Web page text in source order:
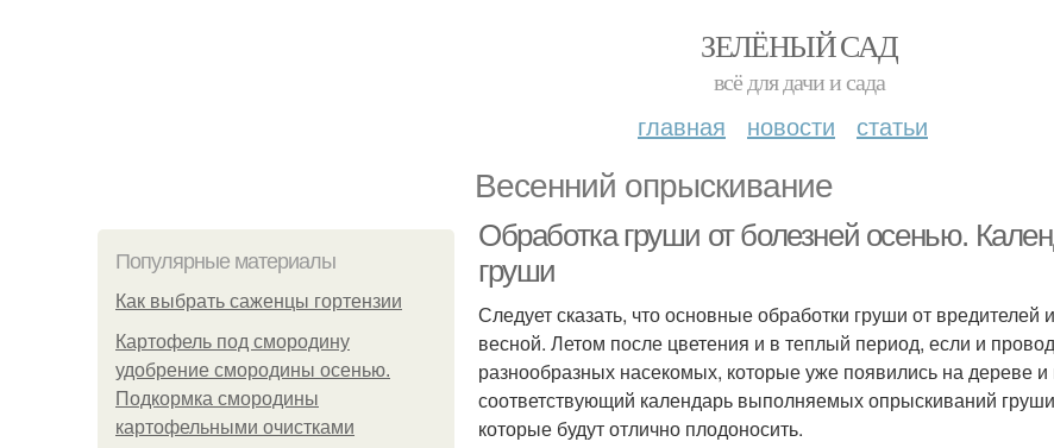
ЗЕЛЁНЫЙ САД
всё для дачи и сада
главная новости статьи
Весенний опрыскивание
Популярные материалы
Как выбрать саженцы гортензии
Картофель под смородину
удобрение смородины осенью.
Подкормка смородины
картофельными очистками
Обработка груши от болезней осенью.
груши
Следует сказать, что основные обработки груши от
весной. Летом после цветения и в теплый период, если и
разнообразных насекомых, которые уже появились на дереве
соответствующий календарь выполняемых опрыскиваний
которые будут отлично плодоносить.